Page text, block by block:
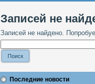
Записей не
Записей не найдено.
Последние новости